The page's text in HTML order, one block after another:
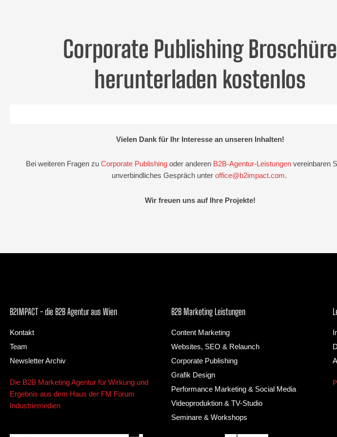
Corporate Publishing Broschüre
herunterladen kostenlos
Vielen Dank für Ihr Interesse an unseren Inhalten!
Bei weiteren Fragen zu Corporate Publishing oder anderen B2B-Agentur-Leistungen vereinbaren
unverbindliches Gespräch unter office@b2impact.com.
Wir freuen uns auf Ihre Projekte!
B2IMPACT - die B2B Agentur aus Wien
Kontakt
Team
Newsletter Archiv
Die B2B Marketing Agentur für Wirkung und
Ergebnis aus dem Haus der FM Forum
Industriemedien
B2B Marketing Leistungen
Content Marketing
Websites, SEO & Relaunch
Corporate Publishing
Grafik Design
Performance Marketing & Social Media
Videoproduktion & TV-Studio
Seminare & Workshops